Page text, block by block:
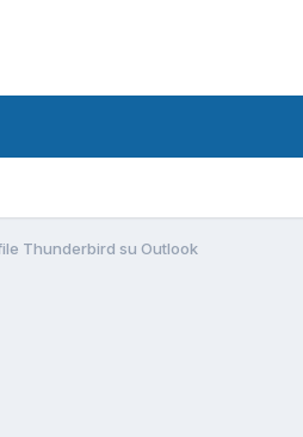
Thunderbird su Outlook